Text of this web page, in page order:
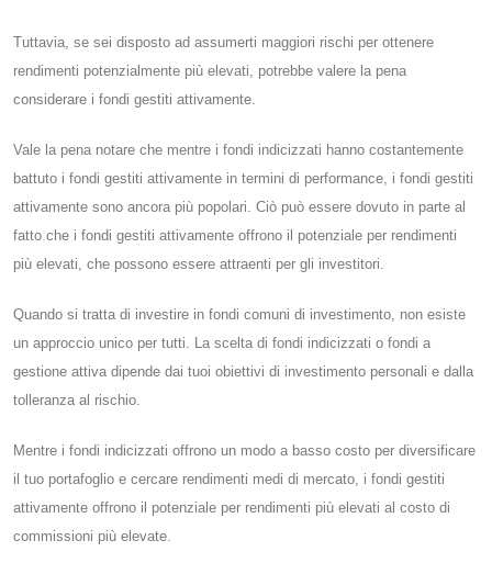
Tuttavia, se sei disposto ad assumerti maggiori rischi per ottenere
rendimenti potenzialmente più elevati, potrebbe valere la pena
considerare i fondi gestiti attivamente.
Vale la pena notare che mentre i fondi indicizzati hanno costantemente
battuto i fondi gestiti attivamente in termini di performance, i fondi gestiti
attivamente sono ancora più popolari. Ciò può essere dovuto in parte al
fatto che i fondi gestiti attivamente offrono il potenziale per rendimenti
più elevati, che possono essere attraenti per gli investitori.
Quando si tratta di investire in fondi comuni di investimento, non esiste
un approccio unico per tutti. La scelta di fondi indicizzati o fondi a
gestione attiva dipende dai tuoi obiettivi di investimento personali e dalla
tolleranza al rischio.
Mentre i fondi indicizzati offrono un modo a basso costo per diversificare
il tuo portafoglio e cercare rendimenti medi di mercato, i fondi gestiti
attivamente offrono il potenziale per rendimenti più elevati al costo di
commissioni più elevate.